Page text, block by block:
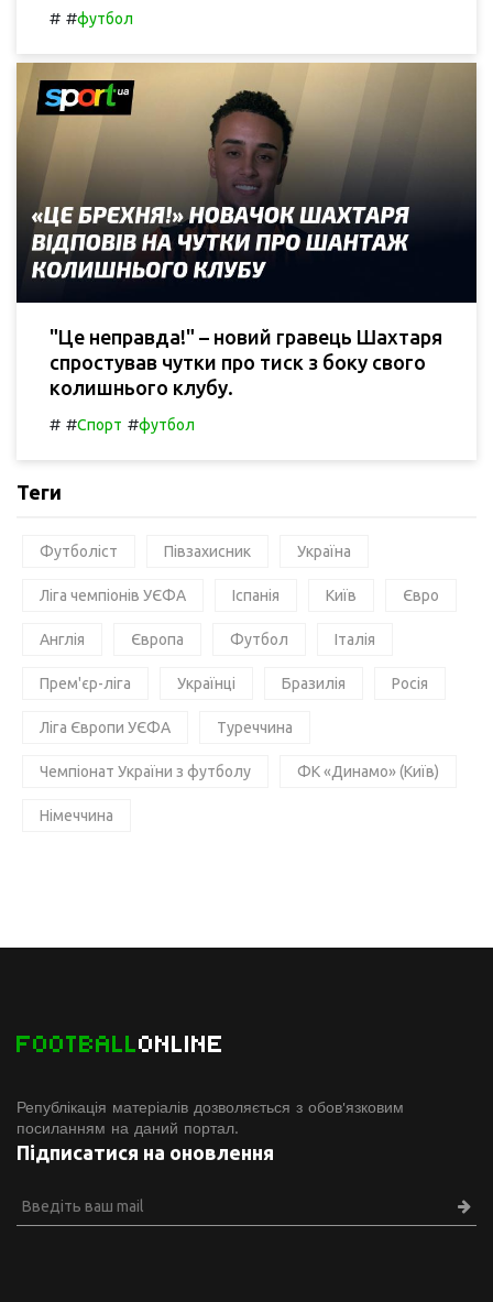
# #футбол
"Це неправда!" – новий гравець Шахтаря
спростував чутки про тиск з боку свого
колишнього клубу.
# #Спорт #футбол
Теги
Футболіст Півзахисник Україна
Ліга чемпіонів УЄФА Іспанія Київ Євро
Англія Європа Футбол Італія
Прем'єр-ліга Українці Бразилія Росія
Ліга Європи УЄФА Туреччина
Чемпіонат України з футболу ФК «Динамо» (Київ)
Німеччина
FOOTBALLONLINE
Републікація матеріалів дозволяється з обов'язковим
посиланням на даний портал.
Підписатися на оновлення